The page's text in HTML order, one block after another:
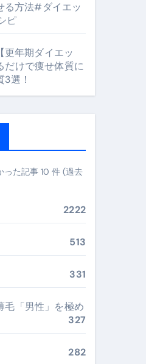
目的別に選ぶコツと、失敗し
イン
ーター #小林将大
ター #小林将大
ーター #小林将大
まで
る方法#ダイエッ
ピ
更年期ダイエッ
だけで痩せ体質に
選！
った記事 10 件 (過去
2222
513
331
毛「男性」を極め
327
282